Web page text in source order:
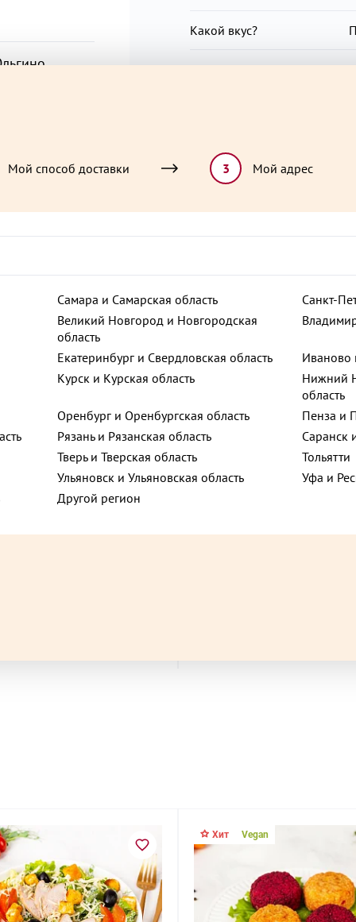
15
69
4
75
2
Какой вкус?
Чего хочется?
620 ₽
Хит Vegan
Мой способ доставки 3 Мой адрес
Самара и Самарская область
Санкт-
Великий Новгород и Новгородская
область
Екатеринбург и Свердловская область
Иваново
Курск и Курская область
Нижний
область
Оренбург и Оренбургская область
Пенза и
Рязань и Рязанская область
Саранск
Тверь и Тверская область
Тольятти
Ульяновск и Ульяновская область
Уфа и
Другой регион